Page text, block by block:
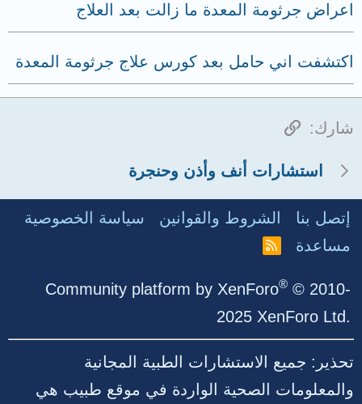
اعراض جرثومة المعدة ما زالت بعد العلاج
اكتشفت اني حامل بعد كورس علاج جرثومة المعدة
شارك: الرابط
استشارات أنف وأذن وحنجرة
إتصل بنا الشروط والقوانين
سياسة الخصوصية
مساعدة
R
Community platform by XenForo® © 2010-
2025 XenForo Ltd.
تحذير: جميع الاستشارات الطبية المجانية
والمعلومات الصحية الواردة في موقع طبيب هي